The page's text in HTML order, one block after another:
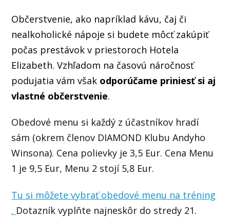
Občerstvenie, ako napríklad kávu, čaj či
nealkoholické nápoje si budete môcť zakúpiť
počas prestávok v priestoroch Hotela
Elizabeth. Vzhľadom na časovú náročnosť
podujatia vám však odporúčame priniesť si aj
vlastné občerstvenie.
Obedové menu si každý z účastníkov hradí
sám (okrem členov DIAMOND Klubu Andyho
Winsona). Cena polievky je 3,5 Eur. Cena Menu
1 je 9,5 Eur, Menu 2 stojí 5,8 Eur.
Tu si môžete vybrať obedové menu na tréning
. Dotazník vyplňte najneskôr do stredy 21.